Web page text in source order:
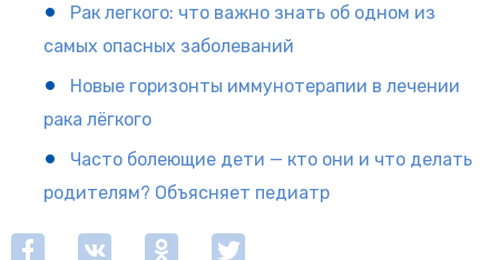
Рак легкого: что важно знать об одном из
самых опасных заболеваний
Новые горизонты иммунотерапии в лечении
рака лёгкого
Часто болеющие дети — кто они и что делать
родителям? Объясняет педиатр